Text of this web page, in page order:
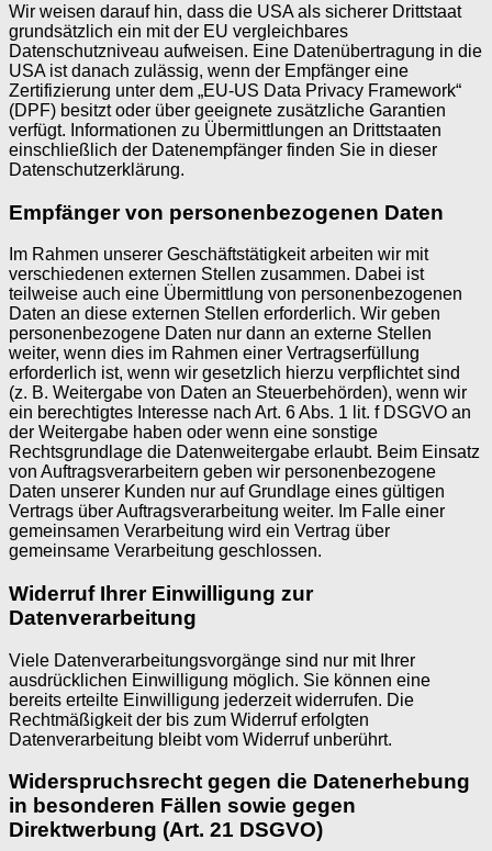
Wir weisen darauf hin, dass die USA als sicherer Drittstaat
grundsätzlich ein mit der EU vergleichbares
Datenschutzniveau aufweisen. Eine Datenübertragung in die
USA ist danach zulässig, wenn der Empfänger eine
Zertifizierung unter dem „EU-US Data Privacy Framework“
(DPF) besitzt oder über geeignete zusätzliche Garantien
verfügt. Informationen zu Übermittlungen an Drittstaaten
einschließlich der Datenempfänger finden Sie in dieser
Datenschutzerklärung.
Empfänger von personenbezogenen Daten
Im Rahmen unserer Geschäftstätigkeit arbeiten wir mit
verschiedenen externen Stellen zusammen. Dabei ist
teilweise auch eine Übermittlung von personenbezogenen
Daten an diese externen Stellen erforderlich. Wir geben
personenbezogene Daten nur dann an externe Stellen
weiter, wenn dies im Rahmen einer Vertragserfüllung
erforderlich ist, wenn wir gesetzlich hierzu verpflichtet sind
(z. B. Weitergabe von Daten an Steuerbehörden), wenn wir
ein berechtigtes Interesse nach Art. 6 Abs. 1 lit. f DSGVO an
der Weitergabe haben oder wenn eine sonstige
Rechtsgrundlage die Datenweitergabe erlaubt. Beim Einsatz
von Auftragsverarbeitern geben wir personenbezogene
Daten unserer Kunden nur auf Grundlage eines gültigen
Vertrags über Auftragsverarbeitung weiter. Im Falle einer
gemeinsamen Verarbeitung wird ein Vertrag über
gemeinsame Verarbeitung geschlossen.
Widerruf Ihrer Einwilligung zur
Datenverarbeitung
Viele Datenverarbeitungsvorgänge sind nur mit Ihrer
ausdrücklichen Einwilligung möglich. Sie können eine
bereits erteilte Einwilligung jederzeit widerrufen. Die
Rechtmäßigkeit der bis zum Widerruf erfolgten
Datenverarbeitung bleibt vom Widerruf unberührt.
Widerspruchsrecht gegen die Datenerhebung
in besonderen Fällen sowie gegen
Direktwerbung (Art. 21 DSGVO)